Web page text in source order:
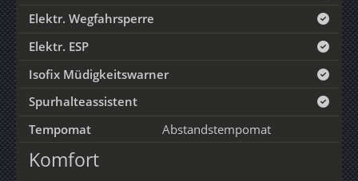
Elektr. Wegfahrsperre
Elektr. ESP
Isofix Müdigkeitswarner
Spurhalteassistent
Tempomat
Abstandstempomat
Komfort